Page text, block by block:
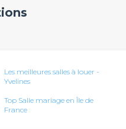
Les meilleures salles à louer -
Yvelines
Top Salle mariage en Île de
France